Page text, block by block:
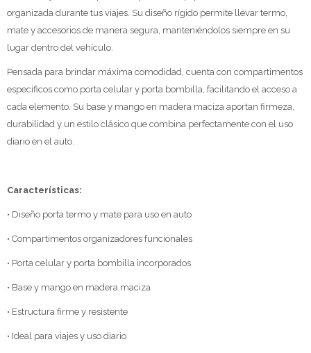
organizada durante tus viajes. Su diseño rígido permite llevar termo,
mate y accesorios de manera segura, manteniéndolos siempre en su
lugar dentro del vehículo.
Pensada para brindar máxima comodidad, cuenta con compartimentos
específicos como porta celular y porta bombilla, facilitando el acceso a
cada elemento. Su base y mango en madera maciza aportan firmeza,
durabilidad y un estilo clásico que combina perfectamente con el uso
diario en el auto.
Características:
• Diseño porta termo y mate para uso en auto
• Compartimentos organizadores funcionales
• Porta celular y porta bombilla incorporados
• Base y mango en madera maciza
• Estructura firme y resistente
• Ideal para viajes y uso diario